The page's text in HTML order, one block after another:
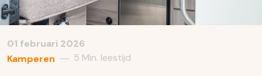
01 februari 2026
Kamperen — 5 Min. leestijd